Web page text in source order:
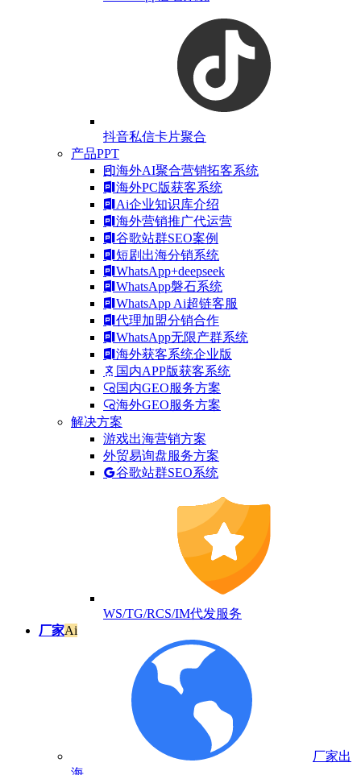
抖音私信卡片聚合
产品PPT
海外AI聚合营销拓客系统
海外PC版获客系统
Ai企业知识库介绍
海外营销推广代运营
谷歌站群SEO案例
短剧出海分销系统
WhatsApp+deepseek
WhatsApp磐石系统
WhatsApp Ai超链客服
代理加盟分销合作
WhatsApp无限产群系统
海外获客系统企业版
国内APP版获客系统
国内GEO服务方案
海外GEO服务方案
解决方案
游戏出海营销方案
外贸易询盘服务方案
谷歌站群SEO系统
WS/TG/RCS/IM代发服务
厂家Ai
厂家出